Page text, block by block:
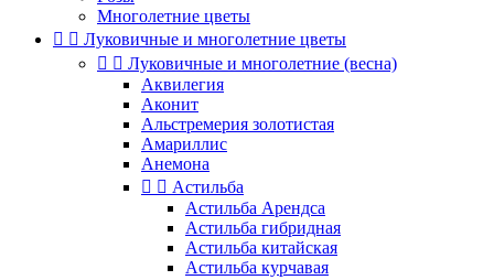
Многолетние цветы
  Луковичные и многолетние цветы
  Луковичные и многолетние (весна)
Аквилегия
Аконит
Альстремерия золотистая
Амариллис
Анемона
  Астильба
Астильба Арендса
Астильба гибридная
Астильба китайская
Астильба курчавая